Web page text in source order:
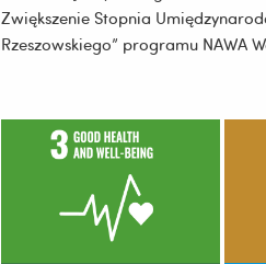
Zwiększenie Stopnia
Rzeszowskiego” programu NAWA